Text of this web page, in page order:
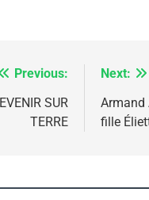
Previous:
SUR
TERRE
Next:
Armand
fille
Plus Meurtrière